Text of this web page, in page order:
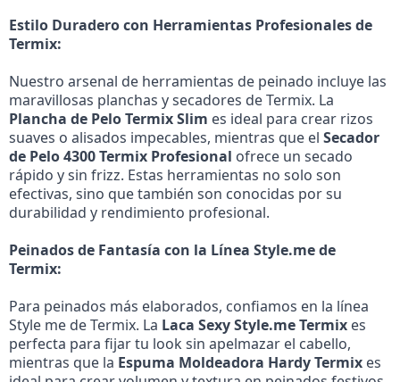
Estilo Duradero con Herramientas Profesionales de
Termix:
Nuestro arsenal de herramientas de peinado incluye las
maravillosas planchas y secadores de Termix. La
Plancha de Pelo Termix Slim es ideal para crear rizos
suaves o alisados impecables, mientras que el Secador
de Pelo 4300 Termix Profesional ofrece un secado
rápido y sin frizz. Estas herramientas no solo son
efectivas, sino que también son conocidas por su
durabilidad y rendimiento profesional.
Peinados de Fantasía con la Línea Style.me de
Termix:
Para peinados más elaborados, confiamos en la línea
Style me de Termix. La Laca Sexy Style.me Termix es
perfecta para fijar tu look sin apelmazar el cabello,
mientras que la Espuma Moldeadora Hardy Termix es